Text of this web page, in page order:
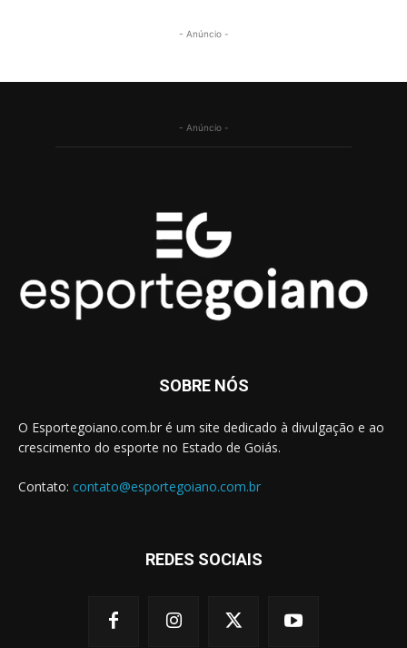
- Anúncio -
- Anúncio -
SOBRE NÓS
O Esportegoiano.com.br é um site dedicado à divulgação e ao
crescimento do esporte no Estado de Goiás.
Contato: contato@esportegoiano.com.br
REDES SOCIAIS